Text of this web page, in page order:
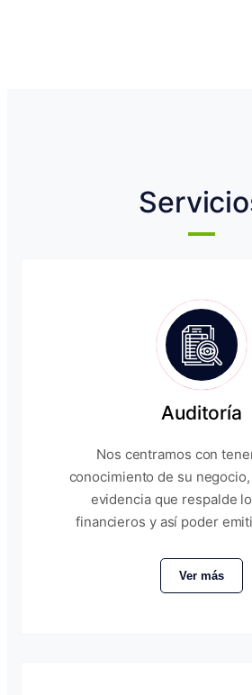
Auditoría
Nos centramos con
conocimiento de su
evidencia que respalde
financieros y así poder
Ver más